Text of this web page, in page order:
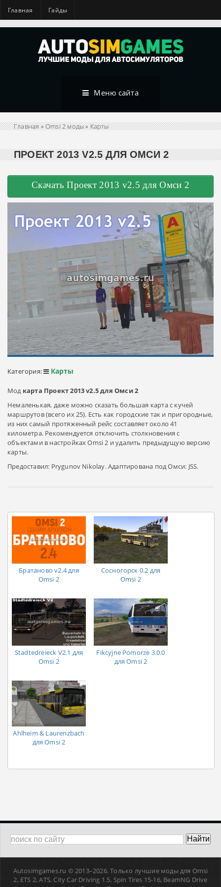
Главная Гайды
Меню сайта
Главная»Omsi 2 моды»Карты
ПРОЕКТ 2013 V2.5 ДЛЯ ОМСИ 2
Скачать Проект 2013 v2.5 для Омси 2
Категория: Карты
Мод карта Проект 2013 v2.5 для Омси 2
Немаленькая, даже можно сказать большая карта с кучей
маршрутов (всего их 25). Есть как городские так и пригородные,
из них самый протяженный рейс составляет около 41
километра. Рекомендуется отключить столкновения с
объектами в настройках Omsi 2 и удалить предыдущую версию
карты.
Предоставил: Prygunov Nikolay. Адаптирована под Омси: JSS.
Братаново v2.4 для
Omsi 2
Сосногорск 0.2 для
Omsi 2
Stadtedreieck V2.1 для
Omsi 2
Fikcyjne Pomorze 3.0.0
для Omsi 2
Ahlheim & Laurenzbach
для Omsi 2
Autosimgames.ru © 2013–2026. Только лучшие моды для Omsi
2, ETS 2, ATS, Сity Car Driving 1.5, Spin Tires 15-16, BeamNG Drive